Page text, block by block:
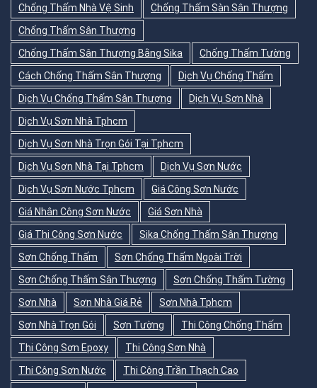
Chống Thấm Nhà Vệ Sinh
Chống Thấm Sàn Sân Thượng
Chống Thấm Sân Thượng
Chống Thấm Sân Thượng Bằng Sika
Chống Thấm Tường
Cách Chống Thấm Sân Thượng
Dịch Vụ Chống Thấm
Dịch Vụ Chống Thấm Sân Thượng
Dịch Vụ Sơn Nhà
Dịch Vụ Sơn Nhà Tphcm
Dịch Vụ Sơn Nhà Trọn Gói Tại Tphcm
Dịch Vụ Sơn Nhà Tại Tphcm
Dịch Vụ Sơn Nước
Dịch Vụ Sơn Nước Tphcm
Giá Công Sơn Nước
Giá Nhân Công Sơn Nước
Giá Sơn Nhà
Giá Thi Công Sơn Nước
Sika Chống Thấm Sân Thượng
Sơn Chống Thấm
Sơn Chống Thấm Ngoài Trời
Sơn Chống Thấm Sân Thượng
Sơn Chống Thấm Tường
Sơn Nhà
Sơn Nhà Giá Rẻ
Sơn Nhà Tphcm
Sơn Nhà Trọn Gói
Sơn Tường
Thi Công Chống Thấm
Thi Công Sơn Epoxy
Thi Công Sơn Nhà
Thi Công Sơn Nước
Thi Công Trần Thạch Cao